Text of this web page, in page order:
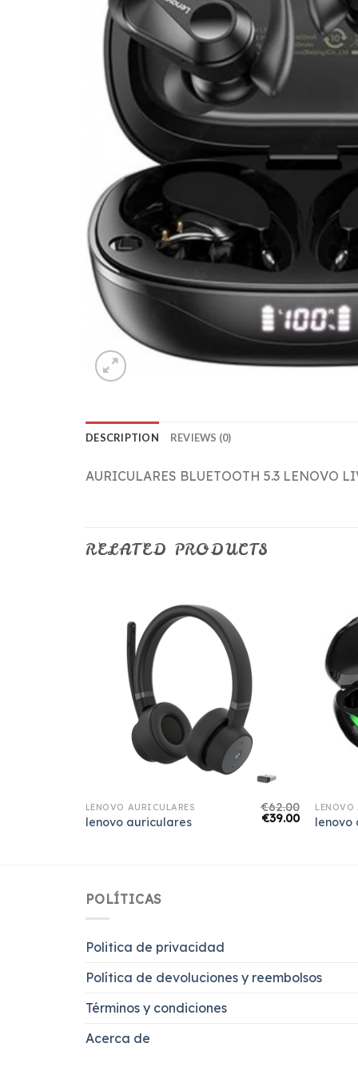
DESCRIPTION REVIEWS (0)
AURICULARES BLUETOOTH 5.3 LENOVO
RELATED PRODUCTS
LENOVO AURICULARES
lenovo auriculares
€62.00
€39.00
LENOVO
lenovo
POLÍTICAS
Politica de privacidad
Política de devoluciones y reembolsos
Términos y condiciones
Acerca de